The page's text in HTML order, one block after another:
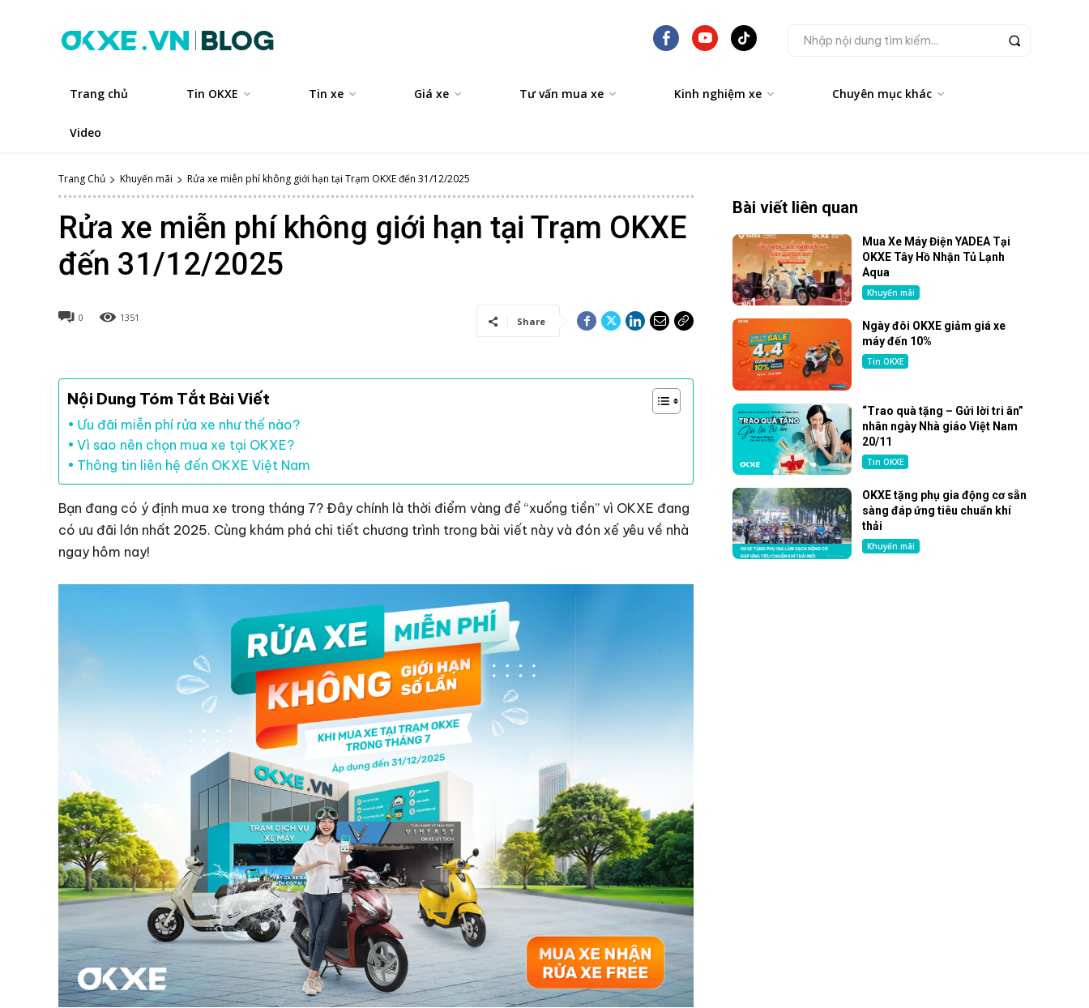
Nhập nội dung tìm kiếm...
Trang chủ Tin OKXE Tin xe Giá xe Tư vấn mua xe Kinh nghiệm xe Chuyên mục khác
Video
Trang Chủ Khuyến mãi Rửa xe miễn phí không giới hạn tại Trạm OKXE đến 31/12/2025
Rửa xe miễn phí không giới hạn tại Trạm OKXE
đến 31/12/2025
0 1351 Share
Nội Dung Tóm Tắt Bài Viết
Ưu đãi miễn phí rửa xe như thế nào?
Vì sao nên chọn mua xe tại OKXE?
Thông tin liên hệ đến OKXE Việt Nam
Bạn đang có ý định mua xe trong tháng 7? Đây chính là thời điểm vàng để “xuống tiền” vì OKXE đang
có ưu đãi lớn nhất 2025. Cùng khám phá chi tiết chương trình trong bài viết này và đón xế yêu về nhà
ngay hôm nay!
Bài viết liên quan
Mua Xe Máy Điện YADEA Tại
OKXE Tây Hồ Nhận Tủ Lạnh
Aqua
Khuyến mãi
Ngày đôi OKXE giảm giá xe
máy đến 10%
Tin OKXE
“Trao quà tặng – Gửi lời tri ân”
nhân ngày Nhà giáo Việt Nam
20/11
Tin OKXE
OKXE tặng phụ gia động cơ sẵn
sàng đáp ứng tiêu chuẩn khí
thải
Khuyến mãi